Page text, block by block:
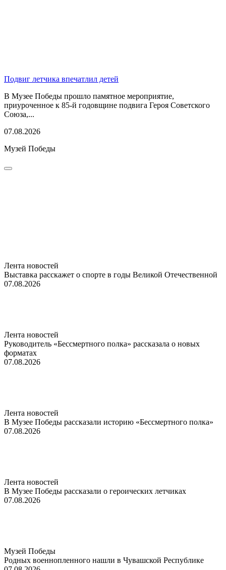
Подвиг летчика впечатлил детей
В Музее Победы прошло памятное мероприятие,
приуроченное к 85-й годовщине подвига Героя Советского
Союза,...
07.08.2026
Музей Победы
Лента новостей
Выставка расскажет о спорте в годы Великой Отечественной
07.08.2026
Лента новостей
Руководитель «Бессмертного полка» рассказала о новых
форматах
07.08.2026
Лента новостей
В Музее Победы рассказали историю «Бессмертного полка»
07.08.2026
Лента новостей
В Музее Победы рассказали о героических летчиках
07.08.2026
Музей Победы
Родных военнопленного нашли в Чувашской Республике